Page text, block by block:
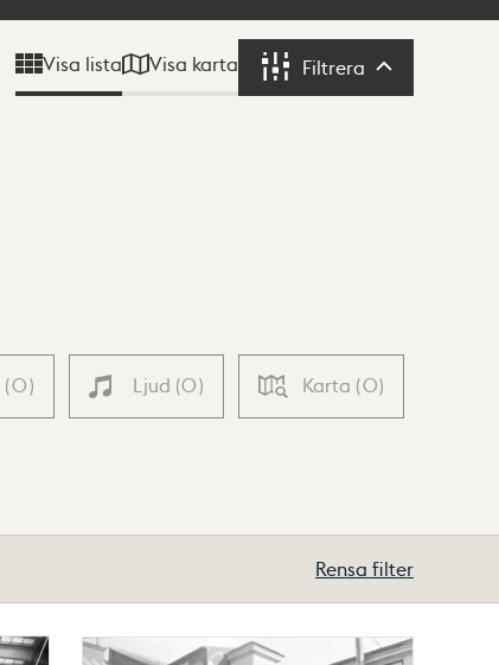
Visa lista Visa karta Filtrera Filtrera
(0) Ljud (0) Karta (0)
Rensa filter